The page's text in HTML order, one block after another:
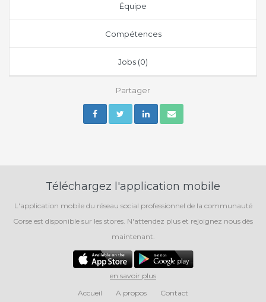
Équipe
Compétences
Jobs (0)
Partager
Téléchargez l'application mobile
L'application mobile du réseau social professionnel de la communauté
Corse est disponible sur les stores. N'attendez plus et rejoignez nous dès
maintenant.
en savoir plus
Accueil
A propos Contact